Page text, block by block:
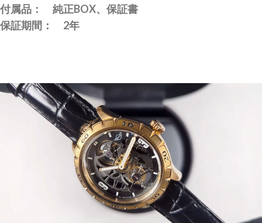
付属品： 純正BOX、保証書
保証期間： 2年